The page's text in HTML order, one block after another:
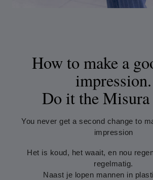
How to make a
impression.
Do it the Misura
You never get a second change to
impression
Het is koud, het waait, en nou
regelmatig.
Naast je lopen mannen in